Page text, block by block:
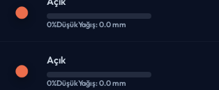
0%DüşükYağış: 0.0 mm
Açık
0%DüşükYağış: 0.0 mm